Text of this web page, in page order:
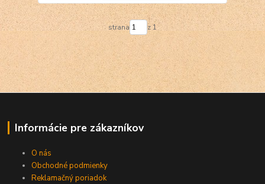
strana z 1
Informácie pre zákazníkov
O nás
Obchodné podmienky
Reklamačný poriadok